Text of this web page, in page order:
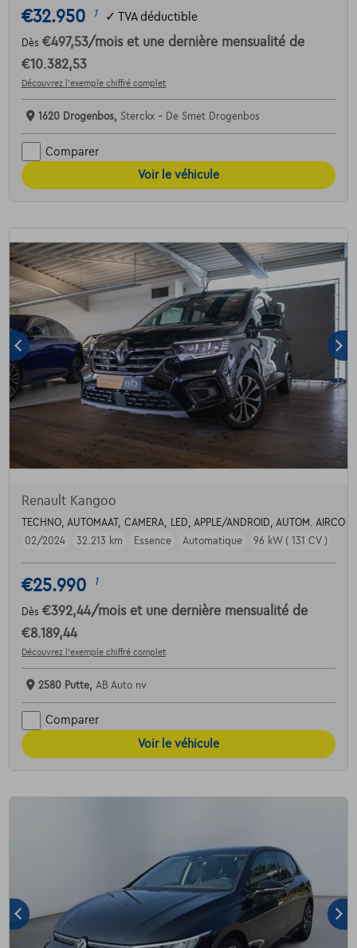
€32.950 1 ✓ TVA déductible
Dès €497,53/mois et une dernière mensualité de
€10.382,53
Découvrez l’exemple chiffré complet
1620 Drogenbos, Sterckx - De Smet Drogenbos
Comparer
Voir le véhicule
Renault Kangoo
TECHNO, AUTOMAAT, CAMERA, LED, APPLE/ANDROID, AUTOM. AIRCO
02/2024
32.213 km Essence Automatique 96 kW ( 131 CV )
€25.990 1
Dès €392,44/mois et une dernière mensualité de
€8.189,44
Découvrez l’exemple chiffré complet
2580 Putte, AB Auto nv
Comparer
Voir le véhicule